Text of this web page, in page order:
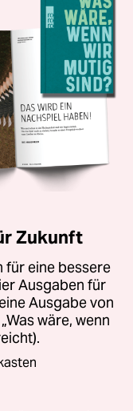
Zukunft
für eine bessere
Ausgaben für
Ausgabe von
wäre, wenn